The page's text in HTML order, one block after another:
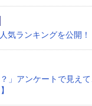
気ランキングを公開！
」アンケートで見え